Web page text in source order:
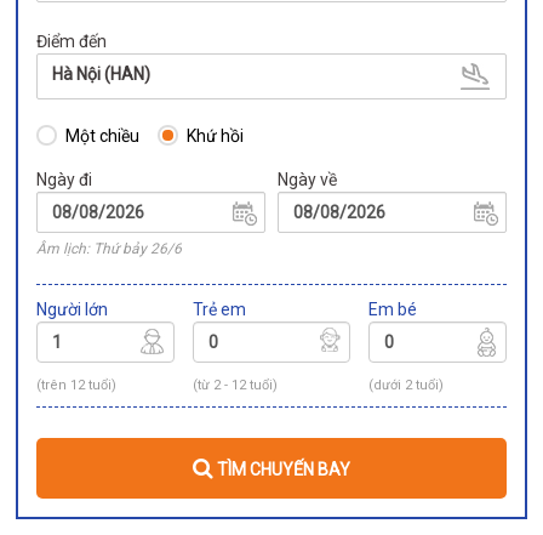
Điểm đến
Hà Nội (HAN)
Một chiều Khứ hồi
Ngày đi
Âm lịch: Thứ bảy 26/6
Ngày về
Người lớn
(trên 12 tuổi)
Trẻ em
(từ 2 - 12 tuổi)
Em bé
(dưới 2 tuổi)
TÌM CHUYẾN BAY